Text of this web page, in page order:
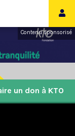
Contenu sponsorisé
un don à KTO